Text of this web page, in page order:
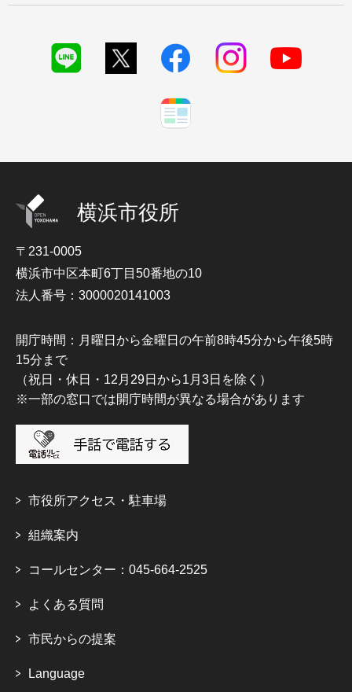
横浜市役所
〒231-0005
横浜市中区本町6丁目50番地の10
法人番号：3000020141003
開庁時間：月曜日から金曜日の午前8時45分から午後5時
15分まで
（祝日・休日・12月29日から1月3日を除く）
※一部の窓口では開庁時間が異なる場合があります
市役所アクセス・駐車場
組織案内
コールセンター：045-664-2525
よくある質問
市民からの提案
Language